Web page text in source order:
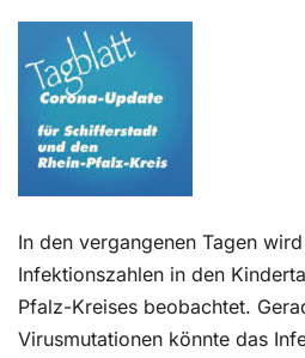
In den vergangenen Tagen
Infektionszahlen in den
Pfalz-Kreises beobachtet.
Virusmutationen könnte das